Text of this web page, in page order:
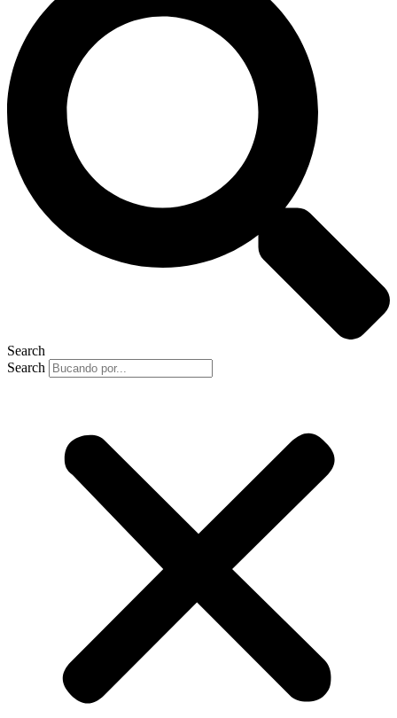
Search
Search